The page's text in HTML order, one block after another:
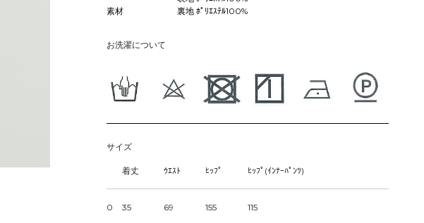
素材
裏地 ﾎﾟﾘｴｽﾃﾙ100%
お洗濯について
サイズ
着丈 ｳｴｽﾄ ﾋｯﾌﾟ ﾋｯﾌﾟ(ｲﾝﾅｰﾊﾟﾝﾂ)
0 35 69 155 115